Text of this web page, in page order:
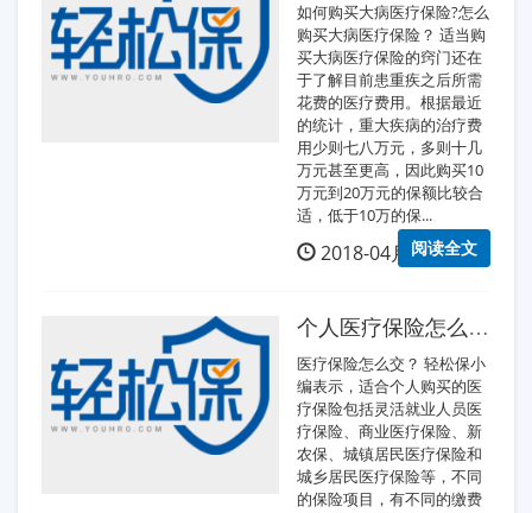
如何购买大病医疗保险?怎么
购买大病医疗保险？ 适当购
买大病医疗保险的窍门还在
于了解目前患重疾之后所需
花费的医疗费用。根据最近
的统计，重大疾病的治疗费
用少则七八万元，多则十几
万元甚至更高，因此购买10
万元到20万元的保额比较合
适，低于10万的保...
2018-04月16日
阅读全文
个人医疗保险怎么交？
医疗保险怎么交？ 轻松保小
编表示，适合个人购买的医
疗保险包括灵活就业人员医
疗保险、商业医疗保险、新
农保、城镇居民医疗保险和
城乡居民医疗保险等，不同
的保险项目，有不同的缴费